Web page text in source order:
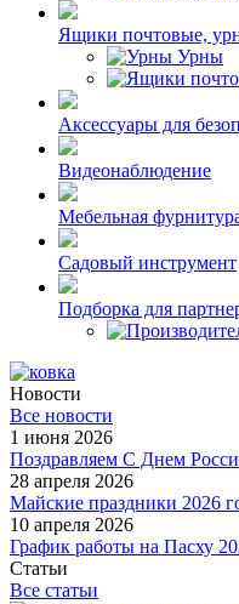
Ящики почтовые,
Урны
Аксессуары для
Видеонаблюдение
Мебельная
Садовый инструмент
Подборка для
Новости
Все новости
1 июня 2026
Поздравляем С Днем
28 апреля 2026
Майские праздники 2026
10 апреля 2026
График работы на Пасху
Статьи
Все статьи